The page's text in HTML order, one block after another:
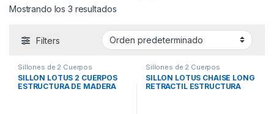
Mostrando los 3 resultados
Filters
Sillones de 2 Cuerpos
SILLÓN LOTUS 2 CUERPOS
ESTRUCTURA DE MADERA
Sillones de 2 Cuerpos
SILLON LOTUS CHAISE LONG
RETRACTIL ESTRUCTURA